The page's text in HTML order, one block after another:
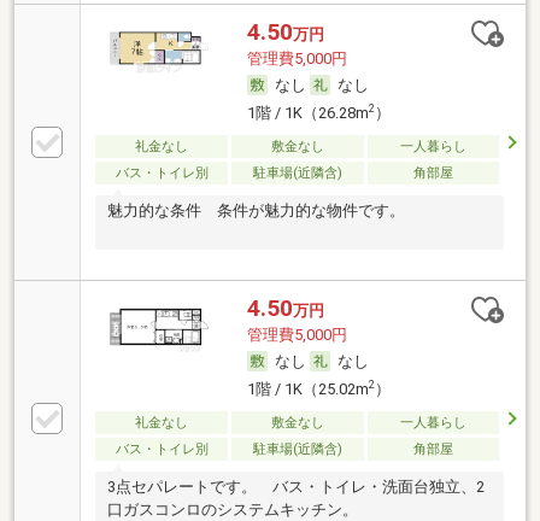
4.50万円
管理費5,000円
なし
なし
1階 / 1K（26.28m2）
礼金なし 敷金なし
一人暮らし
バス・トイレ別
駐車場(近隣含) 角部屋
魅力的な条件 条件が魅力的な物件です。
4.50万円
管理費5,000円
なし
なし
1階 / 1K（25.02m2）
礼金なし 敷金なし
一人暮らし
バス・トイレ別
駐車場(近隣含) 角部屋
3点セパレートです。 バス・トイレ・洗面台独立、2
口ガスコンロのシステムキッチン。